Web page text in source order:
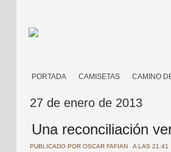
PORTADA CAMISETAS CAMINO
27 de enero de 2013
Una reconciliación
PUBLICADO POR OSCAR FAFIAN A LAS 21:41